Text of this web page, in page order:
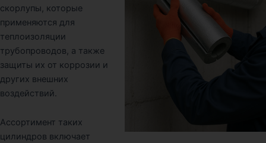
скорлупы, которые
применяются для
теплоизоляции
трубопроводов, а также
защиты их от коррозии и
других внешних
воздействий.
Ассортимент таких
цилиндров включает